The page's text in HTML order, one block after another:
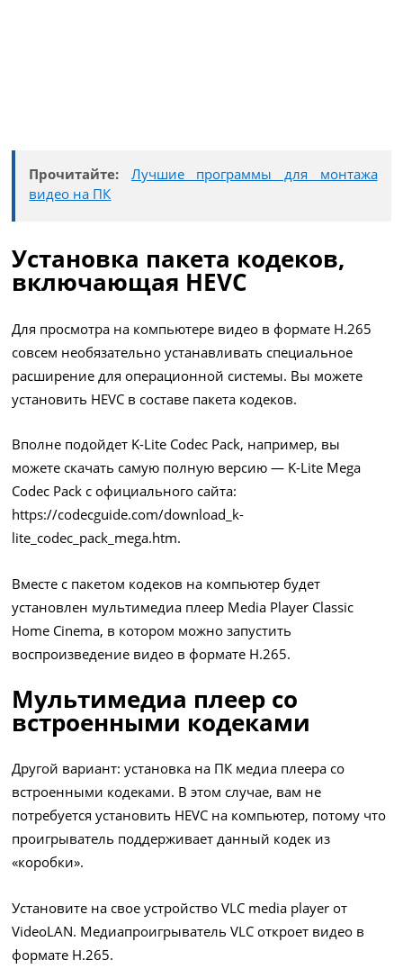
Прочитайте:
Лучшие программы для монтажа
видео на ПК
Установка пакета кодеков,
включающая HEVC
Для просмотра на компьютере видео в формате H.265
совсем необязательно устанавливать специальное
расширение для операционной системы. Вы можете
установить HEVC в составе пакета кодеков.
Вполне подойдет K-Lite Codec Pack, например, вы
можете скачать самую полную версию — K-Lite Mega
Codec Pack с официального сайта:
https://codecguide.com/download_k-
lite_codec_pack_mega.htm.
Вместе с пакетом кодеков на компьютер будет
установлен мультимедиа плеер Media Player Classic
Home Cinema, в котором можно запустить
воспроизведение видео в формате H.265.
Мультимедиа плеер со
встроенными кодеками
Другой вариант: установка на ПК медиа плеера со
встроенными кодеками. В этом случае, вам не
потребуется установить HEVC на компьютер, потому что
проигрыватель поддерживает данный кодек из
«коробки».
Установите на свое устройство VLC media player от
VideoLAN. Медиапроигрыватель VLC откроет видео в
формате H.265.